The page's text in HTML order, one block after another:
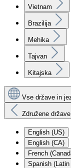
Vietnam
Brazilija
Mehika
Tajvan
Kitajska
Vse države in
Združene
English (US)
English (CA)
French
Spanish